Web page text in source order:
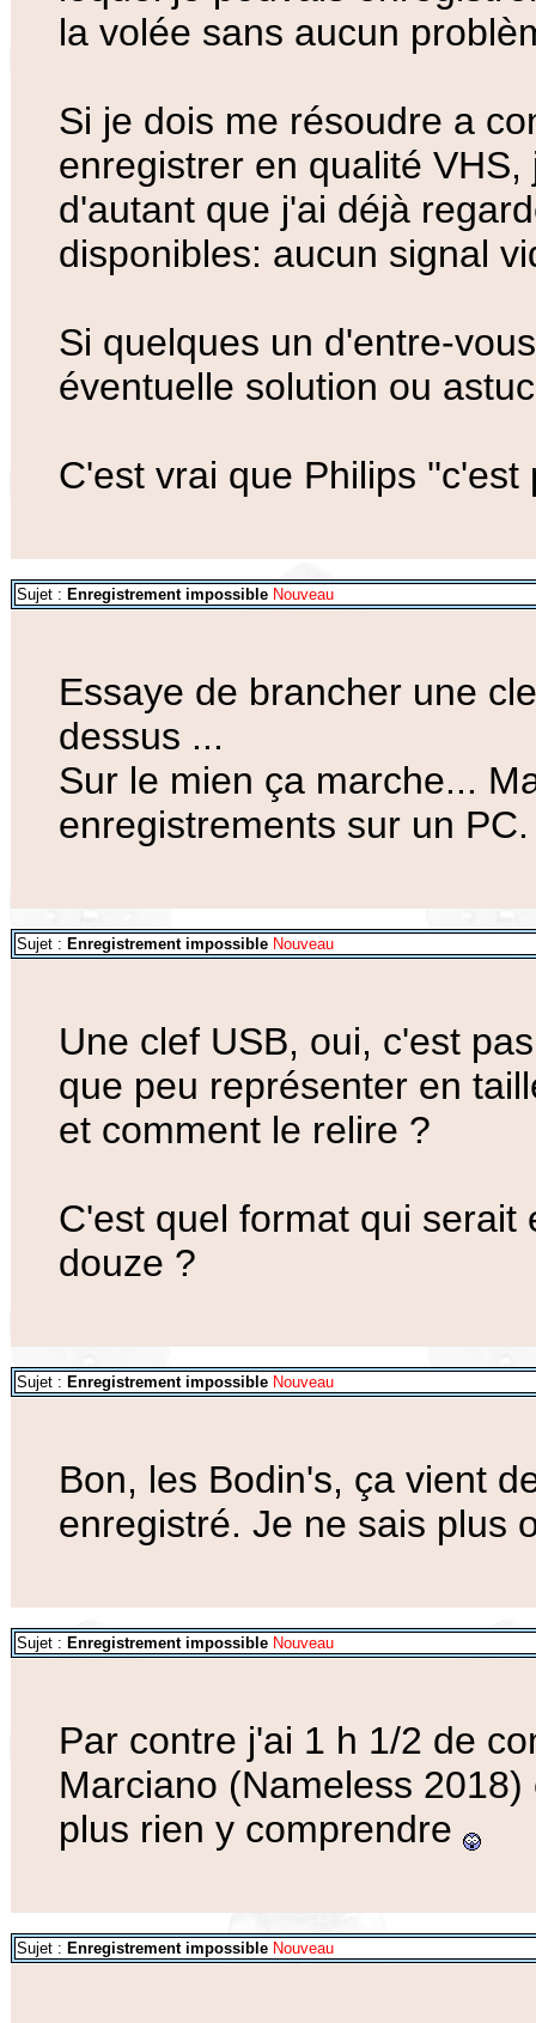
la volée sans aucun
Si je dois me résoudre a
enregistrer en qualité
d'autant que j'ai déjà
disponibles: aucun signal
Si quelques un d'entre-
éventuelle solution ou
C'est vrai que Philips
Sujet : Enregistrement impossible Nouveau
Essaye de brancher une
dessus ...
Sur le mien ça marche...
enregistrements sur un
Sujet : Enregistrement impossible Nouveau
Une clef USB, oui, c'est
que peu représenter en
et comment le relire ?
C'est quel format qui
douze ?
Sujet : Enregistrement impossible Nouveau
Bon, les Bodin's, ça vient
enregistré. Je ne sais plus
Sujet : Enregistrement impossible Nouveau
Par contre j'ai 1 h 1/2 de
Marciano (Nameless
plus rien y comprendre
Sujet : Enregistrement impossible Nouveau